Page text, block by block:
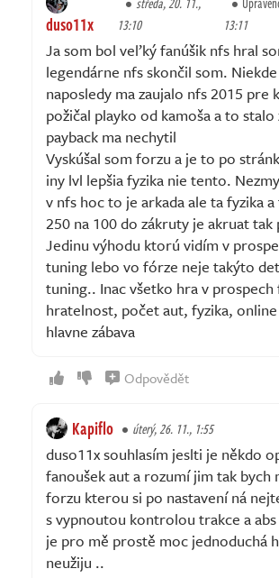
duso11x
13:10
13:11
Ja som bol veľký fanúšik nfs hral
legendárne nfs skončil som.
naposledy ma zaujalo nfs 2015 pre
požičal playko od kamoša a to
payback ma nechytil
Vyskúšal som forzu a je to po
iny lvl lepšia fyzika nie tento.
v nfs hoc to je arkada ale ta fyzika
250 na 100 do zákruty je akruat tak
Jedinu výhodu ktorú vidím v
tuning lebo vo fórze neje takýto
tuning.. Inac všetko hra v
hratelnost, počet aut, fyzika,
hlavne zábava
Odpovědět
Kapiflo úterý, 26. 11., 1:55
duso11x souhlasím jeslti je někdo
fanoušek aut a rozumí jim tak bych
forzu kterou si po nastavení ná
s vypnoutou kontrolou trakce a abs
je pro mě prostě moc jednoduchá
neužiju ..